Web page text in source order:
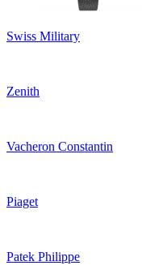
Swiss Military
Zenith
Vacheron Constantin
Piaget
Patek Philippe